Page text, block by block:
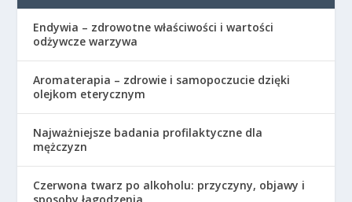
Endywia – zdrowotne właściwości i wartości
odżywcze warzywa
Aromaterapia – zdrowie i samopoczucie dzięki
olejkom eterycznym
Najważniejsze badania profilaktyczne dla
mężczyzn
Czerwona twarz po alkoholu: przyczyny, objawy i